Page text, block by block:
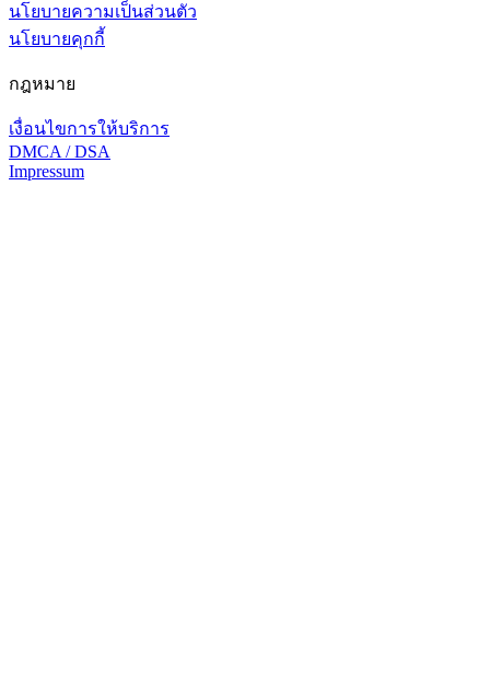
นโยบายความเป็นส่วนตัว
นโยบายคุกกี้
กฎหมาย
เงื่อนไขการให้บริการ
DMCA / DSA
Impressum